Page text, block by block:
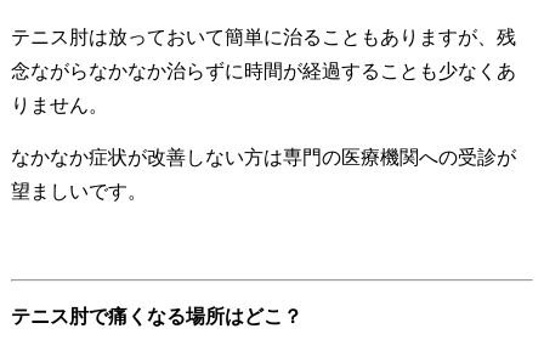
テニス肘は放っておいて簡単に治ることもありますが、残
念ながらなかなか治らずに時間が経過することも少なくあ
りません。
なかなか症状が改善しない方は専門の医療機関への受診が
望ましいです。
テニス肘で痛くなる場所はどこ？